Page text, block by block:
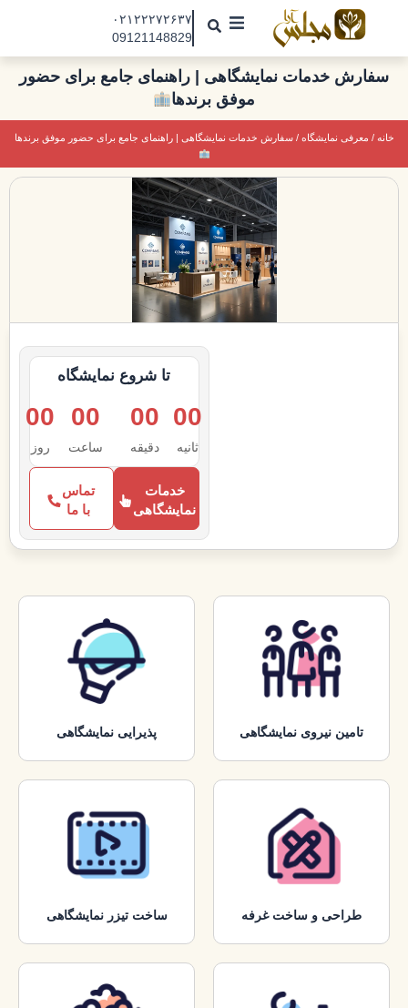
محتوا
نمایشگاه ها
درباره ما
تماس با ما
جذب نیرو
۰۲۱۲۲۲۷۲۶۳۷
09121148829
سفارش خدمات نمایشگاهی | راهنمای جامع برای حضور
موفق برندها
خانه / معرفی نمایشگاه / سفارش خدمات نمایشگاهی | راهنمای جامع برای حضور موفق برندها
00
روز
00
ساعت‌
00
دقیقه
00
ثانیه
تا شروع نمایشگاه
خدمات
نمایشگاهی
تماس
با ما
تامین نیروی نمایشگاهی پذیرایی نمایشگاهی
طراحی و ساخت غرفه ساخت تیزر نمایشگاهی